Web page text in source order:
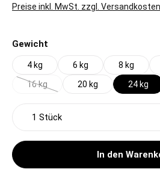
Preise inkl. MwSt. zzgl. Versandkosten
Gewicht
4 kg 6 kg 8 kg
16 kg
(Diese Option ist zurzeit nicht
20 kg 24 kg
Produkt Anzahl: Gib den
In den